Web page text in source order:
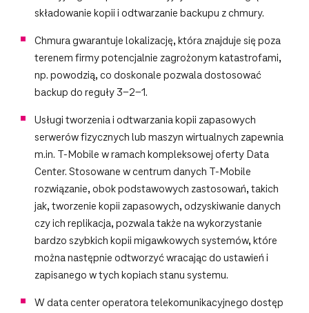
składowanie kopii i odtwarzanie backupu z chmury.
Chmura gwarantuje lokalizację, która znajduje się poza
terenem firmy potencjalnie zagrożonym katastrofami,
np. powodzią, co doskonale pozwala dostosować
backup do reguły 3-2-1.
Usługi tworzenia i odtwarzania kopii zapasowych
serwerów fizycznych lub maszyn wirtualnych zapewnia
m.in. T-Mobile w ramach kompleksowej oferty Data
Center. Stosowane w centrum danych T-Mobile
rozwiązanie, obok podstawowych zastosowań, takich
jak, tworzenie kopii zapasowych, odzyskiwanie danych
czy ich replikacja, pozwala także na wykorzystanie
bardzo szybkich kopii migawkowych systemów, które
można następnie odtworzyć wracając do ustawień i
zapisanego w tych kopiach stanu systemu.
W data center operatora telekomunikacyjnego dostęp